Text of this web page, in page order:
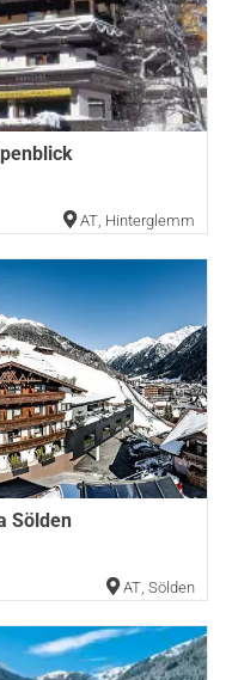
AT, Hinterglemm
Sölden
AT, Sölden